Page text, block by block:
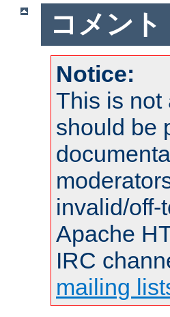
コメント
Notice:
This is not
should be
invalid/off-
Apache
IRC
mailing